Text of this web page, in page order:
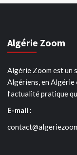
Algérie Zoom
Algérie Zoom est un
Algériens, en Algérie
l’actualité pratique
E-mail :